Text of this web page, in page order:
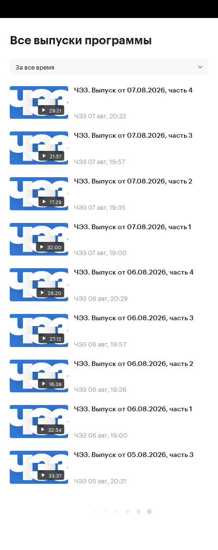
Все выпуски программы
За все время
29:21
ЧЭЗ. Выпуск от 07.08.2026, часть 4
ЧЭЗ 07 авг, 20:22
21:57
ЧЭЗ. Выпуск от 07.08.2026, часть 3
ЧЭЗ 07 авг, 19:57
17:29
ЧЭЗ. Выпуск от 07.08.2026, часть 2
ЧЭЗ 07 авг, 19:35
32:00
ЧЭЗ. Выпуск от 07.08.2026, часть 1
ЧЭЗ 07 авг, 19:00
26:20
ЧЭЗ. Выпуск от 06.08.2026, часть 4
ЧЭЗ 06 авг, 20:29
27:12
ЧЭЗ. Выпуск от 06.08.2026, часть 3
ЧЭЗ 06 авг, 19:57
16:39
ЧЭЗ. Выпуск от 06.08.2026, часть 2
ЧЭЗ 06 авг, 19:36
32:54
ЧЭЗ. Выпуск от 06.08.2026, часть 1
ЧЭЗ 06 авг, 19:00
33:37
ЧЭЗ. Выпуск от 05.08.2026, часть 3
ЧЭЗ 05 авг, 20:21